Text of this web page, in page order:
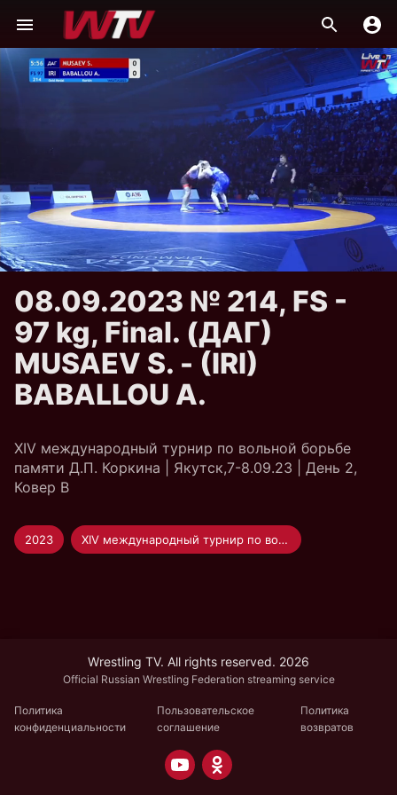
08.09.2023 № 214, FS -
97 kg, Final. (ДАГ)
MUSAEV S. - (IRI)
BABALLOU A.
XIV международный турнир по вольной борьбе
памяти Д.П. Коркина | Якутск,7-8.09.23 | День 2,
Ковер B
2023 XIV международный турнир по вольной борьбе памяти Д.П. Коркина
Wrestling TV. All rights reserved. 2026
Official Russian Wrestling Federation streaming service
Политика
конфиденциальности
Пользовательское
соглашение
Политика
возвратов